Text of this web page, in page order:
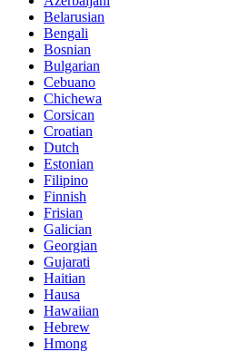
Belarusian
Bengali
Bosnian
Bulgarian
Cebuano
Chichewa
Corsican
Croatian
Dutch
Estonian
Filipino
Finnish
Frisian
Galician
Georgian
Gujarati
Haitian
Hausa
Hawaiian
Hebrew
Hmong